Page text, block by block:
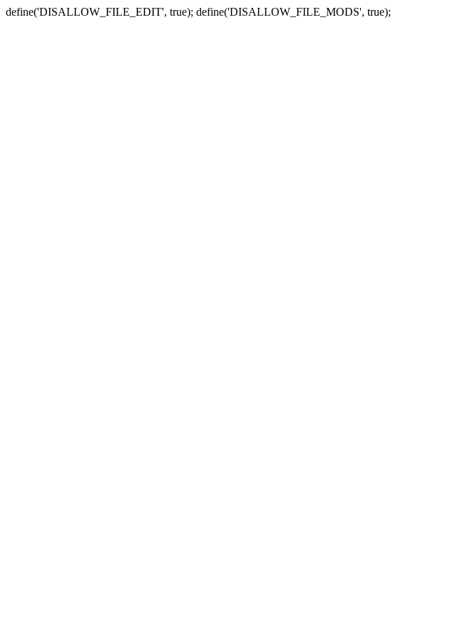
define('DISALLOW_FILE_EDIT', true); define('DISALLOW_FILE_MODS', true);